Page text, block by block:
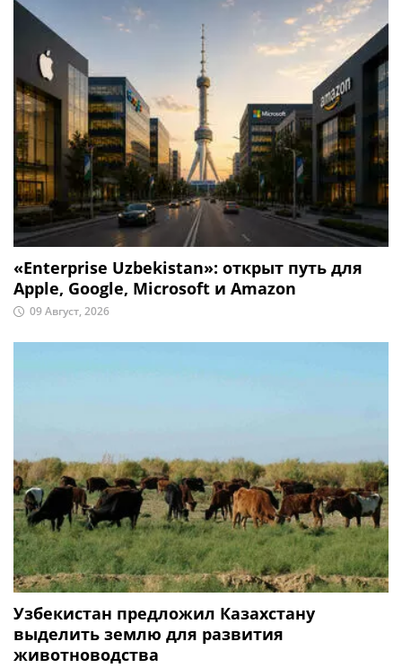
«Enterprise Uzbekistan»: открыт путь для
Apple, Google, Microsoft и Amazon
09 Август, 2026
Узбекистан предложил Казахстану
выделить землю для развития
животноводства